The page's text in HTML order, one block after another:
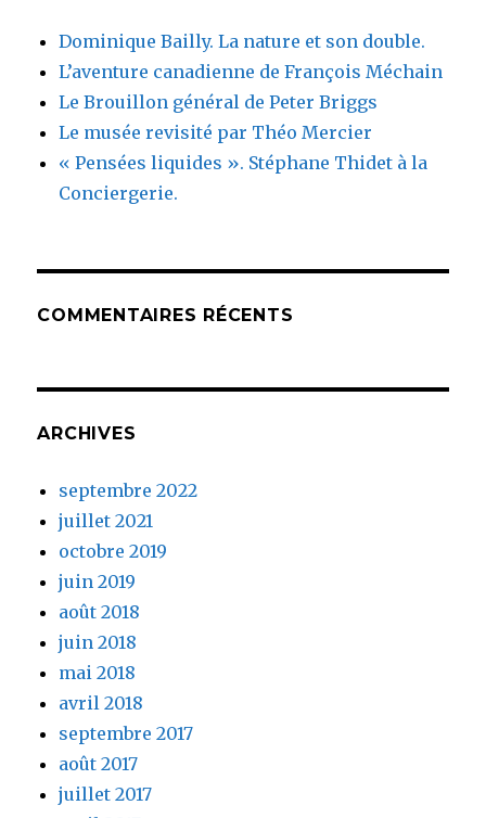
Dominique Bailly. La nature et son double.
L’aventure canadienne de François Méchain
Le Brouillon général de Peter Briggs
Le musée revisité par Théo Mercier
« Pensées liquides ». Stéphane Thidet à la
Conciergerie.
COMMENTAIRES RÉCENTS
ARCHIVES
septembre 2022
juillet 2021
octobre 2019
juin 2019
août 2018
juin 2018
mai 2018
avril 2018
septembre 2017
août 2017
juillet 2017